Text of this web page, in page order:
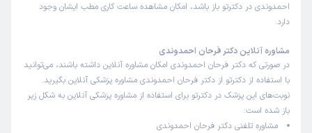
احمدوندی در دکترتو باز باشد، امکان مشاهده ساعت کاری مطب ایشان وجود
دارد.
مشاوره آنلاین دکتر فرحان احمدوندی
در صورتی که دکتر فرحان احمدوندی امکان مشاوره آنلاین داشته باشند، می‌توانید
با استفاده از دکترتو از دکتر فرحان احمدوندی مشاوره پزشکی آنلاین بگیرید.
نوبت‌های این پزشک در دکترتو برای استفاده از مشاوره پزشکی آنلاین به شکل زیر
باز شده است:
مشاوره تلفنی دکتر فرحان احمدوندی